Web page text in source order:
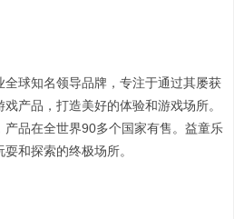
球知名领导品牌，专注于通过其屡获
产品，打造美好的体验和游戏场所。
品在全世界90多个国家有售。益童乐
和探索的终极场所。